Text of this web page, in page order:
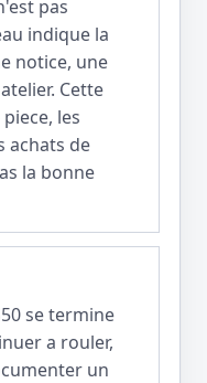
pas
indique la
notice, une
Cette
les
achats de
la bonne
se termine
a rouler,
un